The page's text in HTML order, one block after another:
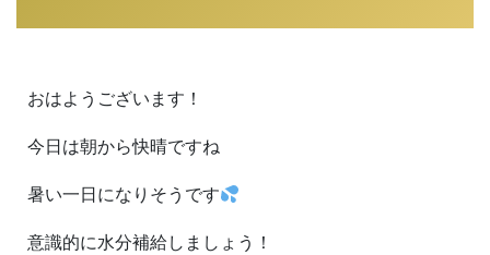
おはようございます！
今日は朝から快晴ですね
暑い一日になりそうです
意識的に水分補給しましょう！